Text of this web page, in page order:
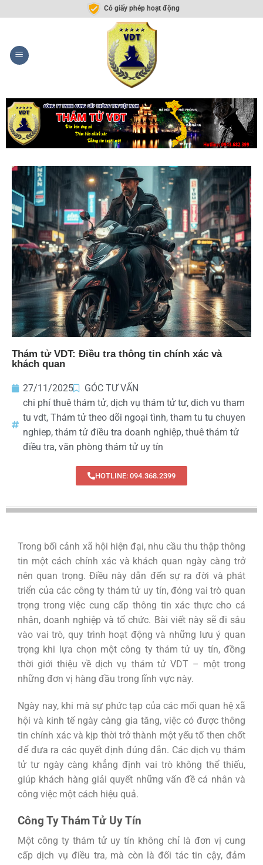
Có giấy phép hoạt động
Thám tử VDT: Điều tra thông tin chính xác và
khách quan
27/11/2025
GÓC TƯ VẤN
chi phí thuê thám tử, dịch vụ thám tử tư, dich vu tham
tu vdt, Thám tử theo dõi ngoại tình, tham tu tu chuyen
nghiep, thám tử điều tra doanh nghiệp, thuê thám tử
điều tra, văn phòng thám tử uy tín
HOTLINE: 094.368.2399
Trong bối cảnh xã hội hiện đại, nhu cầu thu thập thông
tin một cách chính xác và khách quan ngày càng trở
nên quan trọng. Điều này dẫn đến sự ra đời và phát
triển của các công ty thám tử uy tín, đóng vai trò quan
trọng trong việc cung cấp thông tin xác thực cho cá
nhân, doanh nghiệp và tổ chức. Bài viết này sẽ đi sâu
vào vai trò, quy trình hoạt động và những lưu ý quan
trọng khi lựa chọn một công ty thám tử uy tín, đồng
thời giới thiệu về dịch vụ thám tử VDT – một trong
những đơn vị hàng đầu trong lĩnh vực này.
Ngày nay, khi mà sự phức tạp của các mối quan hệ xã
hội và kinh tế ngày càng gia tăng, việc có được thông
tin chính xác và kịp thời trở thành một yếu tố then chốt
để đưa ra các quyết định đúng đắn. Các dịch vụ thám
tử tư ngày càng khẳng định vai trò không thể thiếu,
giúp khách hàng giải quyết những vấn đề cá nhân và
công việc một cách hiệu quả.
Công Ty Thám Tử Uy Tín
Một công ty thám tử uy tín không chỉ là đơn vị cung
cấp dịch vụ điều tra, mà còn là đối tác tin cậy, đảm